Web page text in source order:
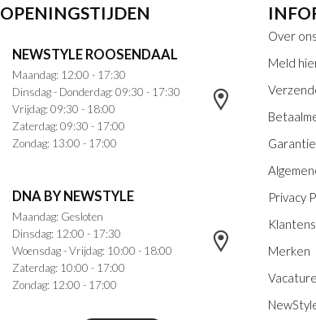
OPENINGSTIJDEN
NEWSTYLE ROOSENDAAL
Maandag: 12:00 - 17:30
Dinsdag - Donderdag: 09:30 - 17:30
Vrijdag: 09:30 - 18:00
Zaterdag: 09:30 - 17:00
Zondag: 13:00 - 17:00
DNA BY NEWSTYLE
Maandag: Gesloten
Dinsdag: 12:00 - 17:30
Woensdag - Vrijdag: 10:00 - 18:00
Zaterdag: 10:00 - 17:00
Zondag: 12:00 - 17:00
Over ons
Meld
Privacy
Merken